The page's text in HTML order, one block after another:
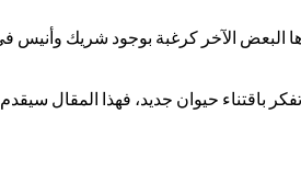
البعض الآخر كرغبة بوجود شريك
باقتناء حيوان جديد، فهذا المقال